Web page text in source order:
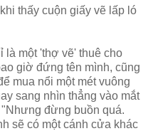
thấy cuộn giấy vẽ lấp ló
là một 'thợ vẽ' thuê cho
giờ đứng tên mình, cũng
mua nổi một mét vuông
sang nhìn thẳng vào mắt
đừng buồn quá.
sẽ có một cánh cửa khác